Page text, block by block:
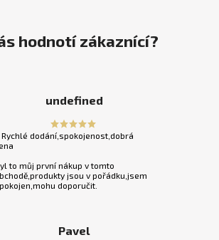
hodnotí zákaznící?
undefined
Rychlé dodání,spokojenost,dobrá
to můj první nákup v tomto
jsou v pořádku,jsem
doporučit.
Pavel